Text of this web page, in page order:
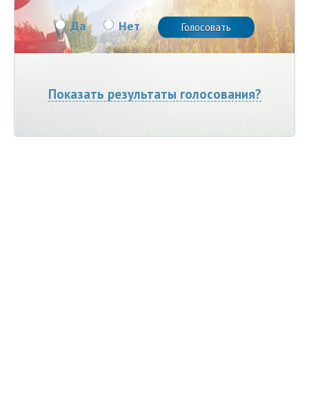
Да Нет
Показать результаты голосования?